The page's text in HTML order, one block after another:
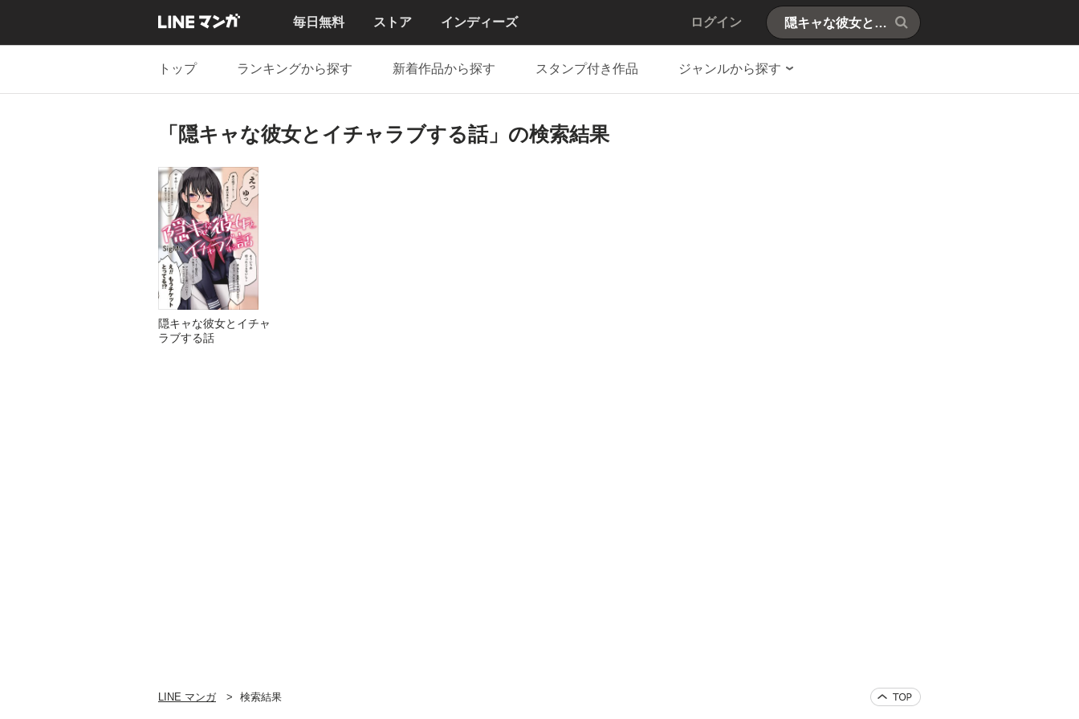
毎日無料 ストア インディーズ ログイン
トップ ランキングから探す 新着作品から探す スタンプ付き作品 ジャンルから探す
「隠キャな彼女とイチャラブする話」の検索結果
隠キャな彼女とイチャ
ラブする話
LINE マンガ 検索結果